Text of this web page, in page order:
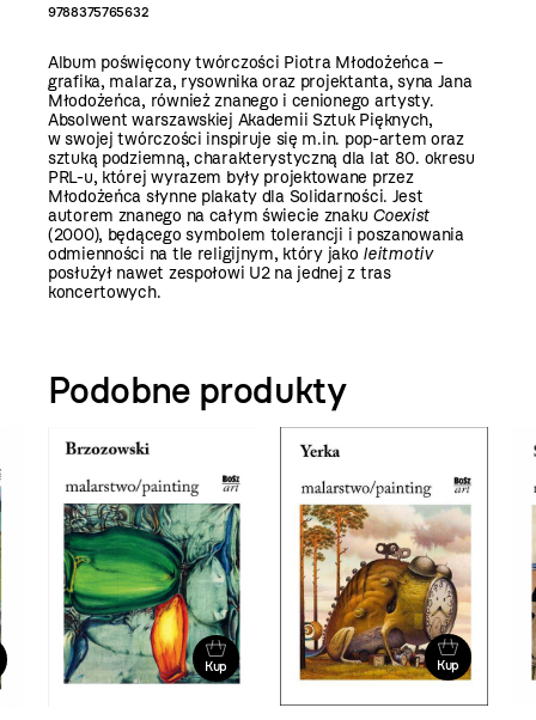
9788375765632
Album poświęcony twórczości Piotra Młodożeńca –
grafika, malarza, rysownika oraz projektanta, syna Jana
Młodożeńca, również znanego i cenionego artysty.
Absolwent warszawskiej Akademii Sztuk Pięknych,
w swojej twórczości inspiruje się m.in. pop-artem oraz
sztuką podziemną, charakterystyczną dla lat 80. okresu
PRL-u, której wyrazem były projektowane przez
Młodożeńca słynne plakaty dla Solidarności. Jest
autorem znanego na całym świecie znaku Coexist
(2000), będącego symbolem tolerancji i poszanowania
odmienności na tle religijnym, który jako leitmotiv
posłużył nawet zespołowi U2 na jednej z tras
koncertowych.
Podobne produkty
Kup Kup